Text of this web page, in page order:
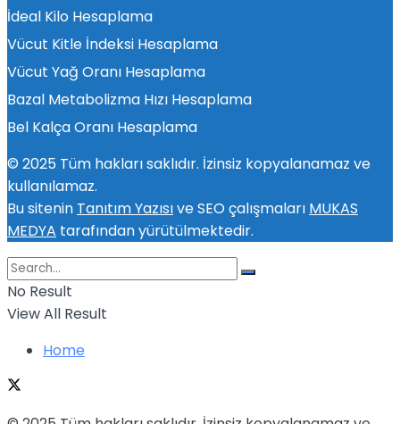
İdeal Kilo Hesaplama
Vücut Kitle İndeksi Hesaplama
Vücut Yağ Oranı Hesaplama
Bazal Metabolizma Hızı Hesaplama
Bel Kalça Oranı Hesaplama
© 2025 Tüm hakları saklıdır. İzinsiz kopyalanamaz ve
kullanılamaz.
Bu sitenin Tanıtım Yazısıve SEO çalışmaları MUKAS
MEDYA tarafından yürütülmektedir.
No Result
View All Result
Home